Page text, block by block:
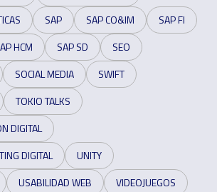
SAP SAP CO&IM
SAP FI
HCM SAP SD
SEO
SOCIAL MEDIA
SWIFT
TOKIO TALKS
DIGITAL
DIGITAL
UNITY
USABILIDAD WEB
VIDEOJUEGOS